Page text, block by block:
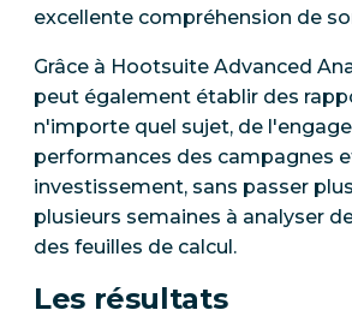
excellente compréhension de
Grâce à Hootsuite Advanced
peut également établir des
n'importe quel sujet, de
performances des campagnes
investissement, sans passer
plusieurs semaines à analyser
des feuilles de calcul.
Les résultats